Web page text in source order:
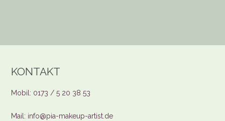
KONTAKT
Mobil: 0173 / 5 20 38 53
Mail: info@pia-makeup-artist.de